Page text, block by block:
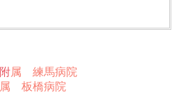
附属 練馬病院
属 板橋病院